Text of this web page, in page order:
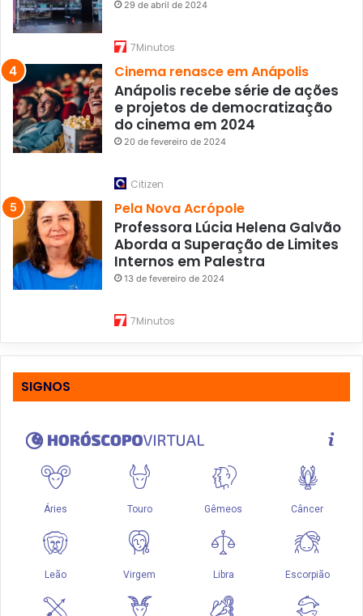
29 de abril de 2024
7Minutos
Cinema renasce em Anápolis
Anápolis recebe série de ações
e projetos de democratização
do cinema em 2024
20 de fevereiro de 2024
Citizen
Pela Nova Acrópole
Professora Lúcia Helena Galvão
Aborda a Superação de Limites
Internos em Palestra
13 de fevereiro de 2024
7Minutos
SIGNOS